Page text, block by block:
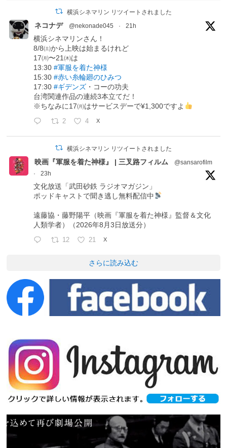
横浜シネマリン リツイートされました
ネコナデ @nekonade045 · 21h
横浜シネマリンさん！
8/8㈯から上映は始まるけれど
17㈪〜21㈭は
13:30#軍服を着た神様
15:30#赤い糸輪廻のひみつ
17:30#ギデンズ ・コーの功夫
台湾関連作品の連続3本立てだ！
※ちなみに17㈪はサービスデーで¥1,300ですよ
2 4 X
横浜シネマリン リツイートされました
映画『軍服を着た神様』 | 三叉路フィルム
@sansarofilm
·
23h
文化放送「武田砂鉄 ラジオマガジン」
ポッドキャストで聞き逃し無料配信中
遠藤協・藤野陽平（映画『軍服を着た神様』監督＆文化
人類学者）（2026年8月3日放送分）
12 21 X
さらに読み込む